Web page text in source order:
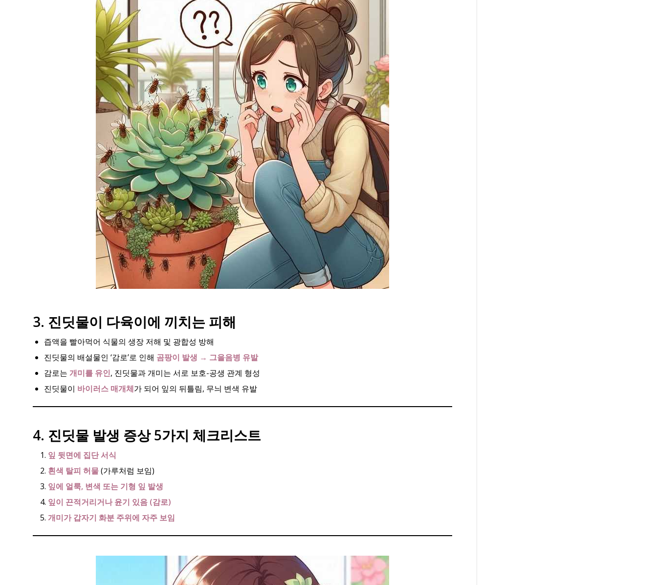
3. 진딧물이 다육이에 끼치는 피해
즙액을 빨아먹어 식물의 생장 저해 및 광합성 방해
진딧물의 배설물인 ‘감로’로 인해 곰팡이 발생 → 그을음병 유발
감로는 개미를 유인, 진딧물과 개미는 서로 보호-공생 관계 형성
진딧물이 바이러스 매개체가 되어 잎의 뒤틀림, 무늬 변색 유발
4. 진딧물 발생 증상 5가지 체크리스트
잎 뒷면에 집단 서식
흰색 탈피 허물(가루처럼 보임)
잎에 얼룩, 변색 또는 기형 잎 발생
잎이 끈적거리거나 윤기 있음 (감로)
개미가 갑자기 화분 주위에 자주 보임